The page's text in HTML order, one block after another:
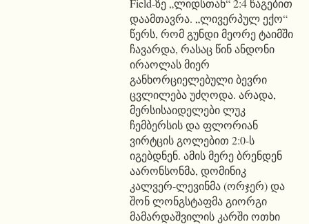
Field-ზე „ლიდსთან“ 2:4 წაგებით
დაამთავრა. „ლივერპულ ექო“
წერს, რომ გუნდი მეორე ტაიმში
ჩავარდა, რასაც წინ ანდონი
ირაოლას მიერ
განხორციელებული ბევრი
ცვლილება უძღოდა. არადა,
მერსისაიდელები ლუკ
ჩემბერსის და ფლორიან
ვირტცის გოლებით 2:0-ს
იგებდნენ. ამის მერე ბრენდენ
აარონსონმა, დომინიკ
კალვერ-ლევინმა (ორჯერ) და
შონ ლონგსტაფმა გიორგი
მამარდაშვილის კარში ოთხი